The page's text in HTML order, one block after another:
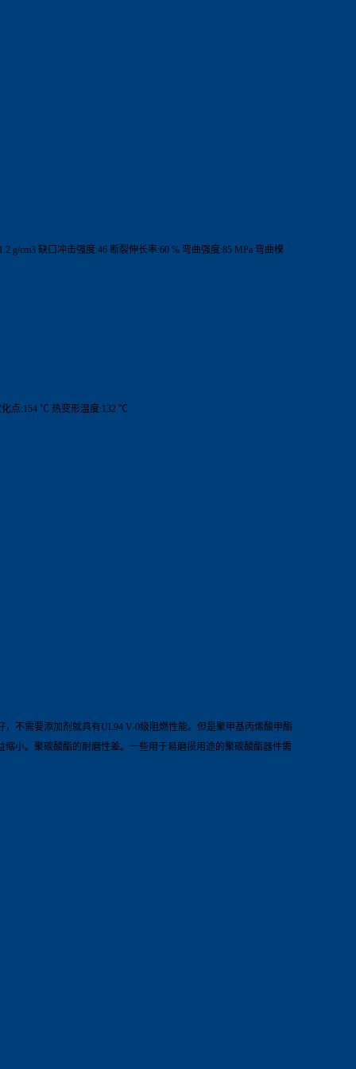
g/cm3 缺口冲击强度:46 断裂伸长率:60 % 弯曲强度:85 MPa 弯曲模
化点:154 ℃ 热变形温度:132 ℃
需要添加剂就具有UL94 V-0级阻燃性能。但是聚甲基丙烯酸甲酯
小。聚碳酸酯的耐磨性差。一些用于易磨损用途的聚碳酸酯器件需